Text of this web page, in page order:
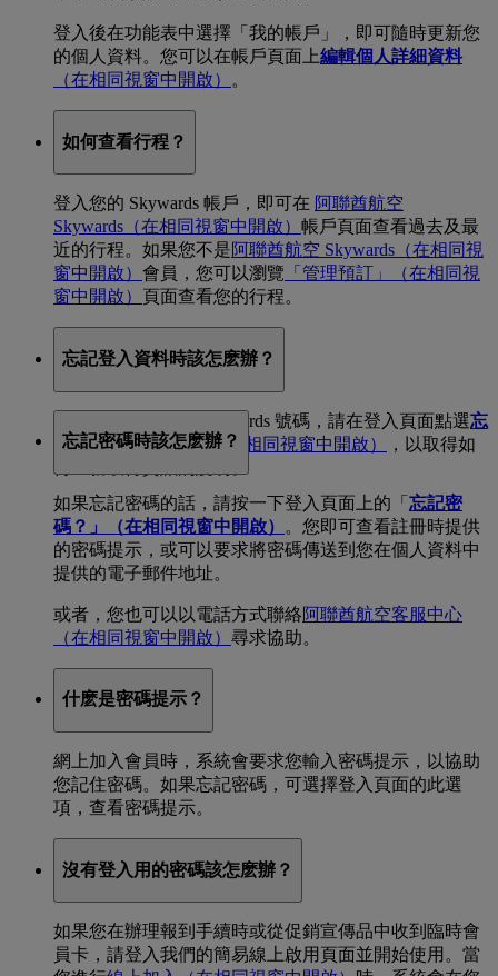
登入後在功能表中選擇「我的帳戶」，即可隨時更新您
的個人資料。您可以在帳戶頁面上編輯個人詳細資料
（在相同視窗中開啟）
。
如何查看行程？
登入您的 Skywards 帳戶，即可在 阿聯酋航空
Skywards （在相同視窗中開啟） 帳戶頁面查看過去及最
近的行程。如果您不是阿聯酋航空 Skywards （在相同視
窗中開啟） 會員，您可以瀏覽 「管理預訂」
（在相同視
窗中開啟） 頁面查看您的行程。
忘記登入資料時該怎麽辦？
如果您忘記了您的 Skywards 號碼，請在登入頁面點選忘
記 Skywards 號碼？（在相同視窗中開啟）
，以取得如
忘記密碼時該怎麽辦？
如果忘記密碼的話，請按一下登入頁面上的「 忘記密
碼？」
（在相同視窗中開啟）
。您即可查看註冊時提供
的密碼提示，或可以要求將密碼傳送到您在個人資料中
提供的電子郵件地址。
或者，您也可以以電話方式聯絡阿聯酋航空客服中心
（在相同視窗中開啟） 尋求協助。
什麽是密碼提示？
網上加入會員時，系統會要求您輸入密碼提示，以協助
您記住密碼。如果忘記密碼，可選擇登入頁面的此選
項，查看密碼提示。
沒有登入用的密碼該怎麽辦？
如果您在辦理報到手續時或從促銷宣傳品中收到臨時會
員卡，請登入我們的簡易線上啟用頁面並開始使用。當